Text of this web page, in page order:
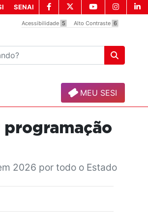
Acessibilidade 5 Alto Contraste 6
SENAI
MEU SESI
programação
2026 por todo o Estado